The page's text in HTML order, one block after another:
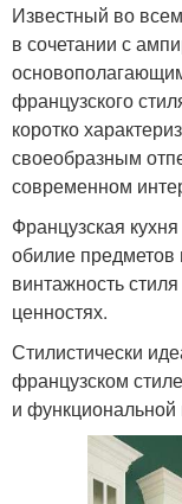
Известный во
в сочетании с
французского
коротко
своеобразным
современном
Французская
обилие предметов
винтажность
ценностях.
Стилистически
французском
и функциональной